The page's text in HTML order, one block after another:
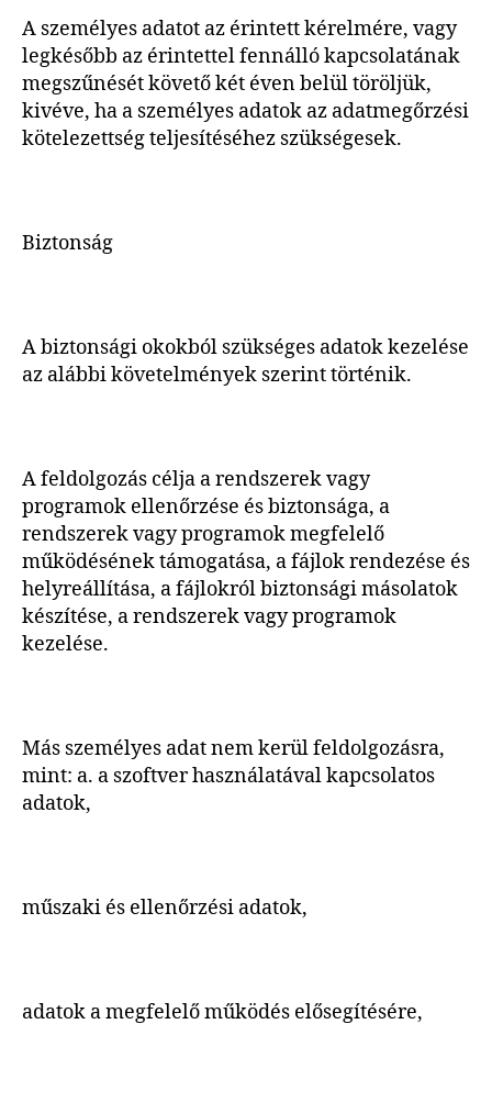
A személyes adatot az érintett kérelmére, vagy
legkésőbb az érintettel fennálló kapcsolatának
megszűnését követő két éven belül töröljük,
kivéve, ha a személyes adatok az adatmegőrzési
kötelezettség teljesítéséhez szükségesek.
Biztonság
A biztonsági okokból szükséges adatok kezelése
az alábbi követelmények szerint történik.
A feldolgozás célja a rendszerek vagy
programok ellenőrzése és biztonsága, a
rendszerek vagy programok megfelelő
működésének támogatása, a fájlok rendezése és
helyreállítása, a fájlokról biztonsági másolatok
készítése, a rendszerek vagy programok
kezelése.
Más személyes adat nem kerül feldolgozásra,
mint: a. a szoftver használatával kapcsolatos
adatok,
műszaki és ellenőrzési adatok,
adatok a megfelelő működés elősegítésére,